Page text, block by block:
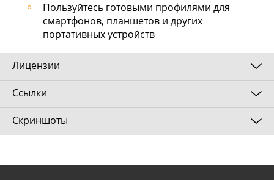
Пользуйтесь готовыми профилями для
смартфонов, планшетов и других
портативных устройств
Лицензии
Лицензионное соглашение с конечным
Внимание! Прочтите внимательно
Ссылки
http://www.movavi.ru/download-
Скриншоты